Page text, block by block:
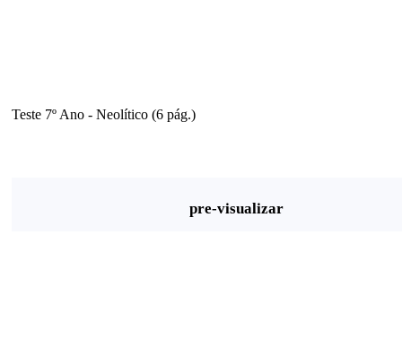
Teste 7º Ano - Neolítico (6 pág.)
pre-visualizar